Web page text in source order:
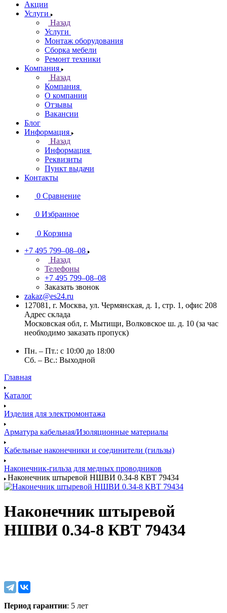
Акции
Услуги
Назад
Услуги
Монтаж оборудования
Сборка мебели
Ремонт техники
Компания
Назад
Компания
О компании
Отзывы
Вакансии
Блог
Информация
Назад
Информация
Реквизиты
Пункт выдачи
Контакты
0 Сравнение
0 Избранное
0 Корзина
+7 495 799–08–08
Назад
Телефоны
+7 495 799–08–08
Заказать звонок
zakaz@es24.ru
127081, г. Москва, ул. Чермянская, д. 1, стр. 1, офис 208
Адрес склада
Московская обл, г. Мытищи, Волковское ш. д. 10 (за час
необходимо заказать пропуск)
Пн. – Пт.: с 10:00 до 18:00
Сб. – Вс.: Выходной
Главная
Каталог
Изделия для электромонтажа
Арматура кабельная/Изоляционные материалы
Кабельные наконечники и соединители (гильзы)
Наконечник-гильза для медных проводников
Наконечник штыревой НШВИ 0.34-8 КВТ 79434
Наконечник штыревой
НШВИ 0.34-8 КВТ 79434
Период гарантии: 5 лет